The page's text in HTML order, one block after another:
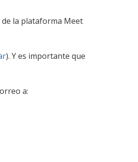
de la plataforma Meet
). Y es importante que
a: